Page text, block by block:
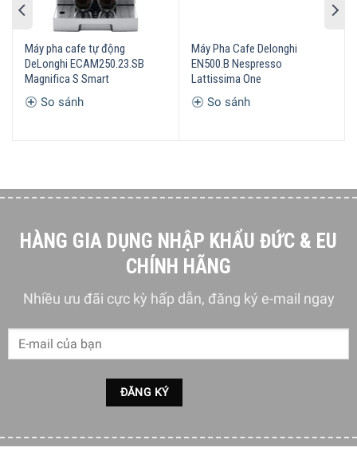
Máy Pha Cà Phê DeLonghi Dinamica ECAM 350.35.SB Hoàn
Toàn Tự Động
Đặc Điểm Của Máy Pha Cà Phê DeLonghi Dinamica ECAM
Tích hợp công nghệ xay hiệu quả
giúp giữ được hương vị hoàn hảo của hạt cà phê nhờ hệ
thống xay Burr. Với 13 cấp độ tùy chỉnh để tạo ra bột cà
không quá nóng nên sẽ giữ được mùi vị và chất cà phê.
Máy pha cafe tự động
DeLonghi ECAM250.23.SB
Magnifica S Smart
So sánh
Máy Pha Cafe Delonghi
EN500.B Nespresso
Lattissima One
So sánh
HÀNG GIA DỤNG NHẬP KHẨU ĐỨC & EU
CHÍNH HÃNG
Nhiều ưu đãi cực kỳ hấp dẫn, đăng ký e-mail ngay